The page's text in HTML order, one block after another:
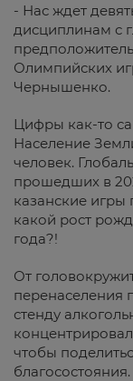
- Нас ждет
дисциплинам с
Олимпийских
Чернышенко.
Цифры как-то
Население
человек.
прошедших в
казанские игры
какой рост
года?!
От
перенаселения
стенду
чтобы
благосостояния.